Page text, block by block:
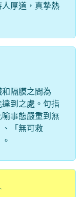
厚道，真摯熱
隔膜之間為
到之處。句指
事態嚴重到無
「無可救
ˋ